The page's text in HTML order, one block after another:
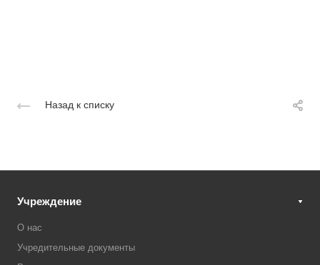
Назад к списку
Учреждение
О нас
Учредительные документы